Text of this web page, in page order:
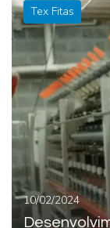
LEIA MAIS
Tex Fitas
10/02/2024